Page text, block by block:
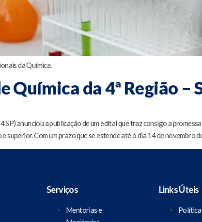
da Química.
Química da 4ª Região –
SP) anunciou a publicação de um edital que traz consigo a
superior. Com um prazo que se estende até o dia 14 de novembro
Serviços
Mentorias e
Links Úteis
Política